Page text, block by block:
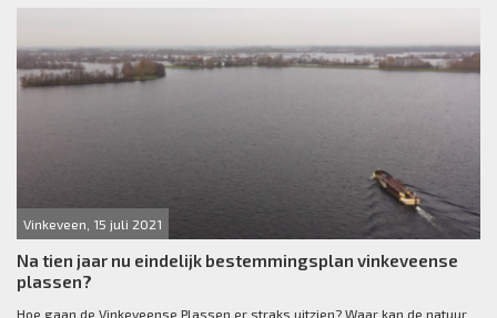
Vinkeveen, 15 juli 2021
Na tien jaar nu eindelijk bestemmingsplan vinkeveense
plassen?
Hoe gaan de Vinkeveense Plassen er straks uitzien? Waar kan de natuur